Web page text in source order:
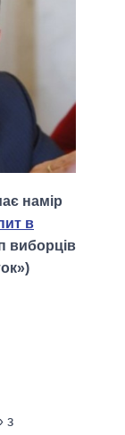
намір
в
виборців
з